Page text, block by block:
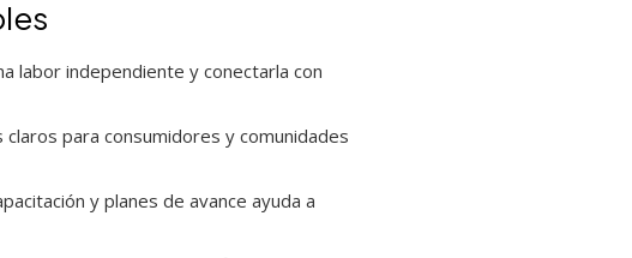
labor independiente y conectarla con
para consumidores y comunidades
y planes de avance ayuda a